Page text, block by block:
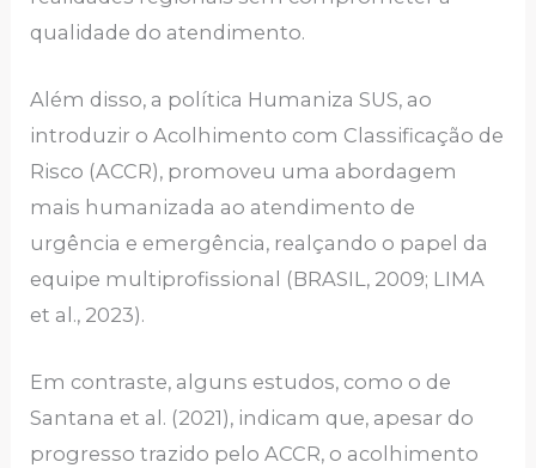
qualidade do atendimento.
Além disso, a política Humaniza SUS, ao
introduzir o Acolhimento com Classificação de
Risco (ACCR), promoveu uma abordagem
mais humanizada ao atendimento de
urgência e emergência, realçando o papel da
equipe multiprofissional (BRASIL, 2009; LIMA
et al., 2023).
Em contraste, alguns estudos, como o de
Santana et al. (2021), indicam que, apesar do
progresso trazido pelo ACCR, o acolhimento